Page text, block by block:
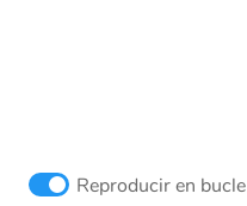
Reproducir en bucle